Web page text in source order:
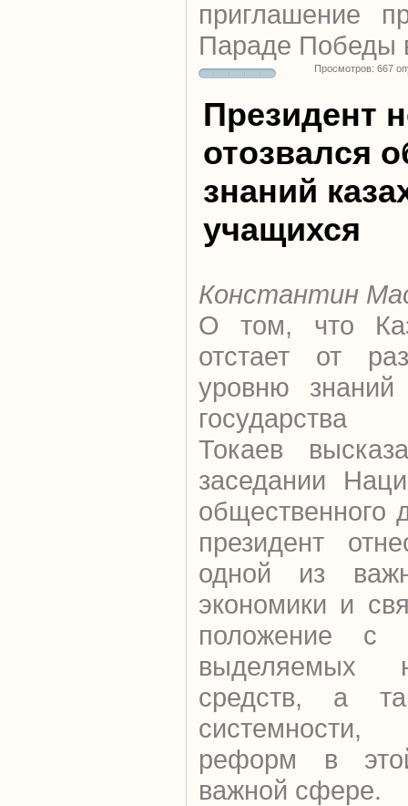
приглашение
Параде Победы
Просмотров: 667
Президент
отозвался
знаний
учащихся
Константин
О том, что
отстает от
уровню
Токаев
заседании
общественного
президент
одной из
экономики и
положение с
выделяемых
средств, а
реформ в
важной сфере.